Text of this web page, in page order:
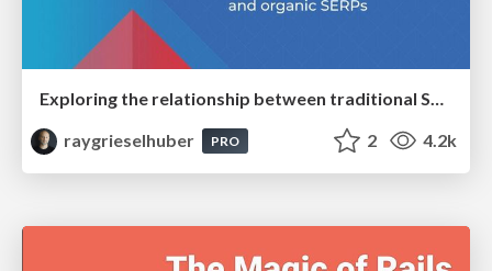
raygrieselhuber
PRO 2 4.2k